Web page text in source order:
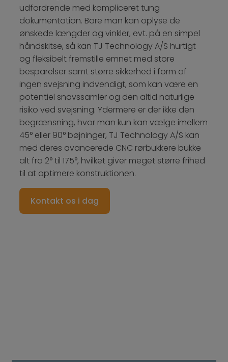
udfordrende med kompliceret tung
dokumentation. Bare man kan oplyse de
ønskede længder og vinkler, evt. på en simpel
håndskitse, så kan TJ Technology A/S hurtigt
og fleksibelt fremstille emnet med store
besparelser samt større sikkerhed i form af
ingen svejsning indvendigt, som kan være en
potentiel snavssamler og den altid naturlige
risiko ved svejsning. Ydermere er der ikke den
begrænsning, hvor man kun kan vælge imellem
45° eller 90° bøjninger, TJ Technology A/S kan
med deres avancerede CNC rørbukkere bukke
alt fra 2° til 175°, hvilket giver meget større frihed
til at optimere konstruktionen.
Kontakt os i dag